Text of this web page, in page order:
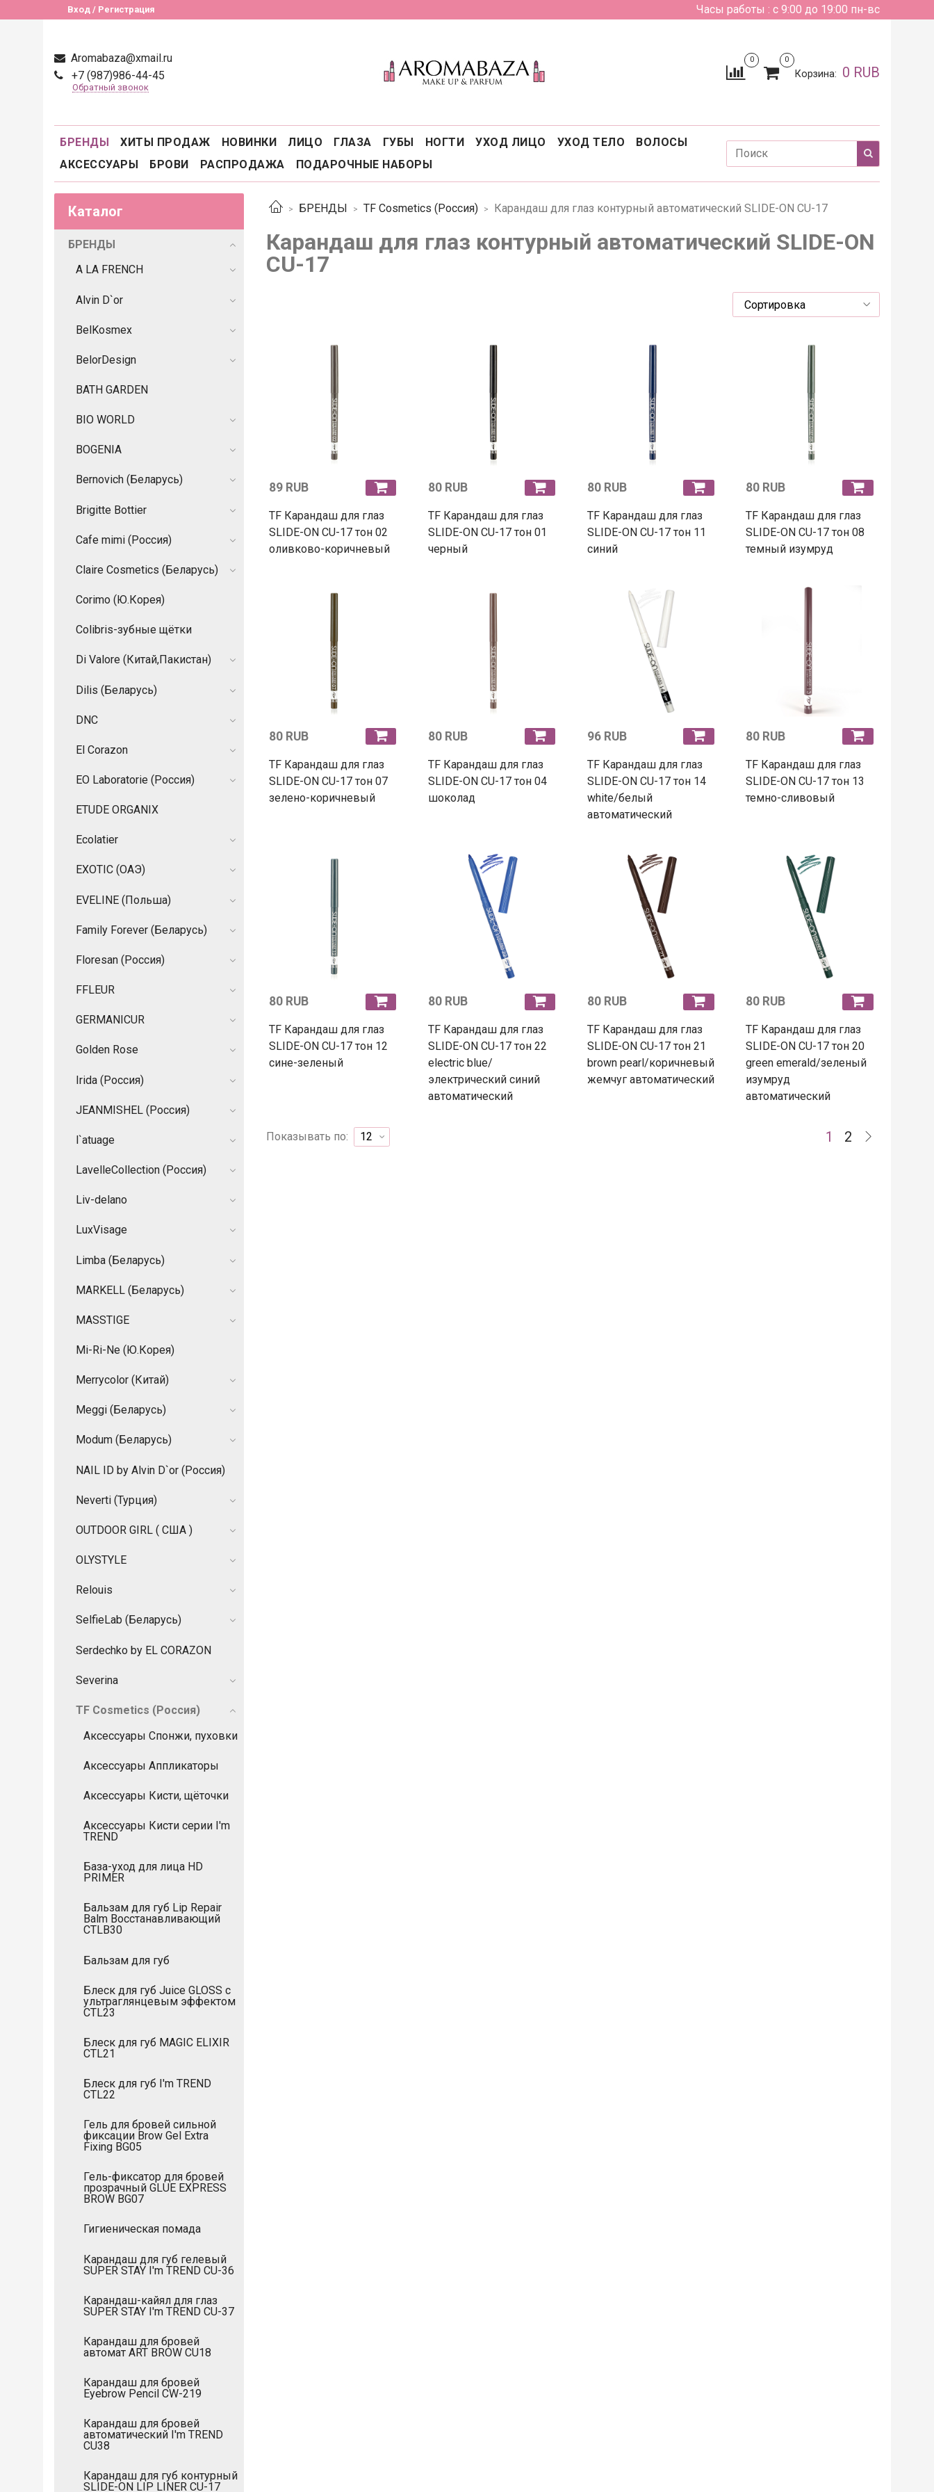
Вход / Регистрация Часы работы : с 9:00 до 19:00 пн-вс
Aromabaza@xmail.ru
+7 (987)986-44-45
Обратный звонок
0 0
Корзина: 0 RUB
БРЕНДЫ ХИТЫ ПРОДАЖ НОВИНКИ ЛИЦО ГЛАЗА ГУБЫ НОГТИ УХОД ЛИЦО УХОД ТЕЛО
ВОЛОСЫ
АКСЕССУАРЫ
БРОВИ РАСПРОДАЖА ПОДАРОЧНЫЕ НАБОРЫ
БРЕНДЫ TF Cosmetics (Россия) Карандаш для глаз контурный автоматический SLIDE-ON CU-17
Карандаш для глаз контурный автоматический SLIDE-ON
CU-17
89 RUB
TF Карандаш для глаз
SLIDE-ON CU-17 тон 02
оливково-коричневый
80 RUB
TF Карандаш для глаз
SLIDE-ON CU-17 тон 01
черный
80 RUB
TF Карандаш для глаз
SLIDE-ON CU-17 тон 11
синий
80 RUB
TF Карандаш для глаз
SLIDE-ON CU-17 тон 08
темный изумруд
80 RUB
TF Карандаш для глаз
SLIDE-ON CU-17 тон 07
зелено-коричневый
80 RUB
TF Карандаш для глаз
SLIDE-ON CU-17 тон 04
шоколад
96 RUB
TF Карандаш для глаз
SLIDE-ON CU-17 тон 14
white/белый
автоматический
80 RUB
TF Карандаш для глаз
SLIDE-ON CU-17 тон 13
темно-сливовый
80 RUB
TF Карандаш для глаз
SLIDE-ON CU-17 тон 12
сине-зеленый
80 RUB
TF Карандаш для глаз
SLIDE-ON CU-17 тон 22
electric blue/
электрический синий
автоматический
80 RUB
TF Карандаш для глаз
SLIDE-ON CU-17 тон 21
brown pearl/коричневый
жемчуг автоматический
80 RUB
TF Карандаш для глаз
SLIDE-ON CU-17 тон 20
green emerald/зеленый
изумруд
автоматический
Показывать по: 1 2
Каталог
БРЕНДЫ
A LA FRENCH
Alvin D`or
BelKosmex
BelorDesign
BATH GARDEN
BIO WORLD
BOGENIA
Bernovich (Беларусь)
Brigitte Bottier
Cafe mimi (Россия)
Claire Cosmetics (Беларусь)
Corimo (Ю.Корея)
Colibris-зубные щётки
Di Valore (Китай,Пакистан)
Dilis (Беларусь)
DNC
El Corazon
EO Laboratorie (Россия)
ETUDE ORGANIX
Ecolatier
EXOTIC (ОАЭ)
EVELINE (Польша)
Family Forever (Беларусь)
Floresan (Россия)
FFLEUR
GERMANIСUR
Golden Rose
Irida (Россия)
JEANMISHEL (Россия)
l`atuage
LavelleCollection (Россия)
Liv-delano
LuxVisage
Limba (Беларусь)
MARKELL (Беларусь)
MASSTIGE
Mi-Ri-Ne (Ю.Корея)
Merrycolor (Китай)
Meggi (Беларусь)
Modum (Беларусь)
NAIL ID by Alvin D`or (Россия)
Neverti (Турция)
OUTDOOR GIRL ( США )
OLYSTYLE
Relouis
SelfieLab (Беларусь)
Serdechko by EL CORAZON
Severina
TF Cosmetics (Россия)
Аксессуары Спонжи, пуховки
Аксессуары Аппликаторы
Аксессуары Кисти, щёточки
Аксессуары Кисти серии I'm
TREND
База-уход для лица HD
PRIMER
Бальзам для губ Lip Repair
Balm Восстанавливающий
CTLB30
Бальзам для губ
Блеск для губ Juice GLOSS с
ультраглянцевым эффектом
CTL23
Блеск для губ MAGIC ELIXIR
CTL21
Блеск для губ I'm TREND
CTL22
Гель для бровей сильной
фиксации Brow Gel Extra
Fixing BG05
Гель-фиксатор для бровей
прозрачный GLUE EXPRESS
BROW BG07
Гигиеническая помада
Карандаш для губ гелевый
SUPER STAY I'm TREND CU-36
Карандаш-кайял для глаз
SUPER STAY I'm TREND CU-37
Карандаш для бровей
автомат ART BROW CU18
Карандаш для бровей
Eyebrow Pencil CW-219
Карандаш для бровей
автоматический I'm TREND
CU38
Карандаш для губ контурный
SLIDE-ON LIP LINER CU-17